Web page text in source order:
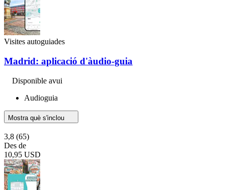
Visites autoguiades
Madrid: aplicació d'àudio-guia
Disponible avui
Audioguia
Mostra què s'inclou
3,8 (65)
Des de
10,95 USD